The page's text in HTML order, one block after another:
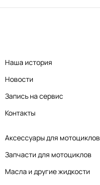
Аксессуары для мотоциклов
Запчасти для мотоциклов
Масла и другие жидкости
Наша история
Новости
Запись на сервис
Контакты